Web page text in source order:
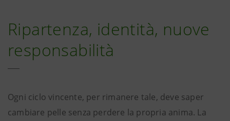
Ripartenza, identità, nuove
responsabilità
Ogni ciclo vincente, per rimanere tale, deve saper
cambiare pelle senza perdere la propria anima. La